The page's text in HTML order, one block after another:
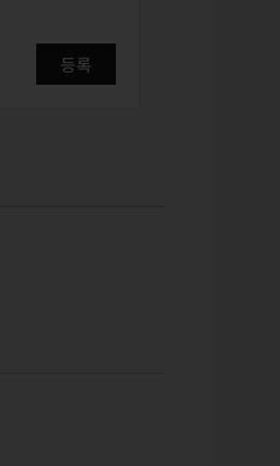
등록